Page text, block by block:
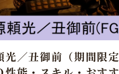
光／丑御前（期間限定